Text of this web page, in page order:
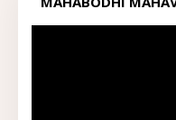
ACT1949...